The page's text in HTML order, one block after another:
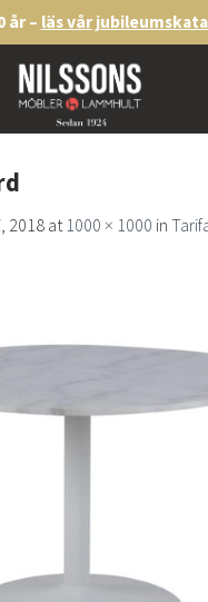
år – läs vår
2018 at1000 × 1000 in